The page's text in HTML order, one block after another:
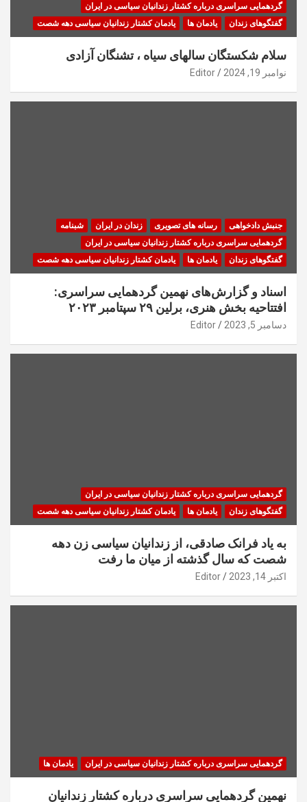
گردهمایی سراسری درباره کشتار زندانیان سیاسی در ایران
گفتگوهای زندان
یادمان ها یادمان کشتار زندانیان سیاسی دهه شصت
سلام شکستگان سالهای سیاه ، تشنگان آزادی
نوامبر 19, 2024 Editor
جنبش دادخواهی رسانه های تصویری زندان در ایران
شبنامه
گردهمایی سراسری درباره کشتار زندانیان سیاسی در ایران
گفتگوهای زندان
یادمان ها یادمان کشتار زندانیان سیاسی دهه شصت
اسناد و گزارش‌های نهمین گردهمایی سراسری:
افتتاحیه بخش هنری، برلین ۲۹ سپتامبر ۲۰۲۳
دسامبر 5, 2023 Editor
گردهمایی سراسری درباره کشتار زندانیان سیاسی در ایران
گفتگوهای زندان
یادمان ها یادمان کشتار زندانیان سیاسی دهه شصت
به یاد فرانک صادقی، از زندانیان سیاسی زن دهه
شصت که سال گذشته از میان ما رفت
اکتبر 14, 2023 Editor
گردهمایی سراسری درباره کشتار زندانیان سیاسی در ایران یادمان ها
نهمین گردهمایی سراسری درباره کشتار زندانیان